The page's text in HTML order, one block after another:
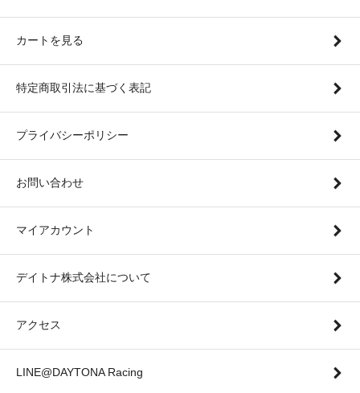
カートを見る
特定商取引法に基づく表記
プライバシーポリシー
お問い合わせ
マイアカウント
デイトナ株式会社について
アクセス
LINE@DAYTONA Racing